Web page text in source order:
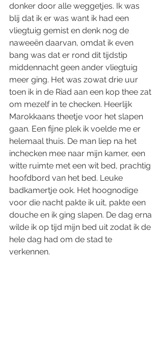
donker door alle weggetjes. Ik was
blij dat ik er was want ik had een
vliegtuig gemist en denk nog de
naweeën daarvan, omdat ik even
bang was dat er rond dit tijdstip
middennacht geen ander vliegtuig
meer ging. Het was zowat drie uur
toen ik in de Riad aan een kop thee zat
om mezelf in te checken. Heerlijk
Marokkaans theetje voor het slapen
gaan. Een fijne plek ik voelde me er
helemaal thuis. De man liep na het
inchecken mee naar mijn kamer, een
witte ruimte met een wit bed, prachtig
hoofdbord van het bed. Leuke
badkamertje ook. Het hoognodige
voor die nacht pakte ik uit, pakte een
douche en ik ging slapen. De dag erna
wilde ik op tijd mijn bed uit zodat ik de
hele dag had om de stad te
verkennen.